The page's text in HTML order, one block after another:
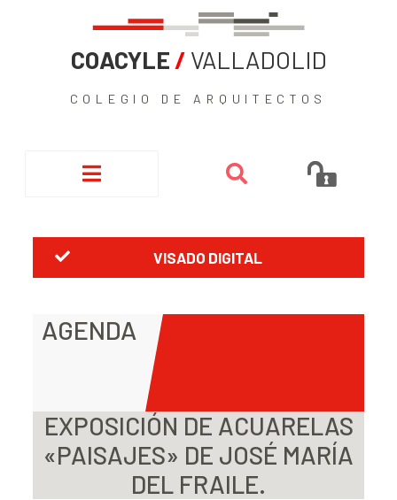
COACYLE / VALLADOLID
COLEGIO DE ARQUITECTOS
VISADO DIGITAL
AGENDA
EXPOSICIÓN DE ACUARELAS
«PAISAJES» DE JOSÉ MARÍA
DEL FRAILE.